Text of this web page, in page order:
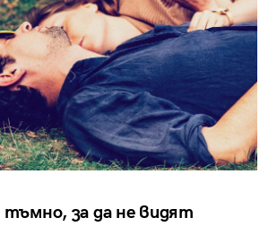
тъмно, за да не видят